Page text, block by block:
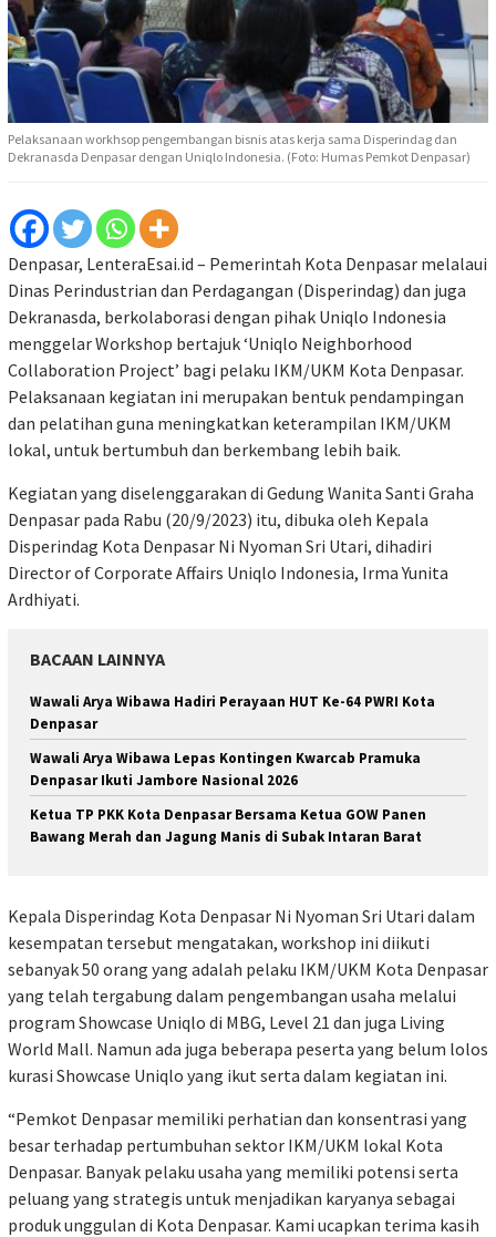
Pelaksanaan workhsop pengembangan bisnis atas kerja sama Disperindag dan
Dekranasda Denpasar dengan Uniqlo Indonesia. (Foto: Humas Pemkot Denpasar)
Denpasar, LenteraEsai.id – Pemerintah Kota Denpasar melalaui
Dinas Perindustrian dan Perdagangan (Disperindag) dan juga
Dekranasda, berkolaborasi dengan pihak Uniqlo Indonesia
menggelar Workshop bertajuk ‘Uniqlo Neighborhood
Collaboration Project’ bagi pelaku IKM/UKM Kota Denpasar.
Pelaksanaan kegiatan ini merupakan bentuk pendampingan
dan pelatihan guna meningkatkan keterampilan IKM/UKM
lokal, untuk bertumbuh dan berkembang lebih baik.
Kegiatan yang diselenggarakan di Gedung Wanita Santi Graha
Denpasar pada Rabu (20/9/2023) itu, dibuka oleh Kepala
Disperindag Kota Denpasar Ni Nyoman Sri Utari, dihadiri
Director of Corporate Affairs Uniqlo Indonesia, Irma Yunita
Ardhiyati.
BACAAN LAINNYA
Wawali Arya Wibawa Hadiri Perayaan HUT Ke-64 PWRI Kota
Denpasar
Wawali Arya Wibawa Lepas Kontingen Kwarcab Pramuka
Denpasar Ikuti Jambore Nasional 2026
Ketua TP PKK Kota Denpasar Bersama Ketua GOW Panen
Bawang Merah dan Jagung Manis di Subak Intaran Barat
Kepala Disperindag Kota Denpasar Ni Nyoman Sri Utari dalam
kesempatan tersebut mengatakan, workshop ini diikuti
sebanyak 50 orang yang adalah pelaku IKM/UKM Kota Denpasar
yang telah tergabung dalam pengembangan usaha melalui
program Showcase Uniqlo di MBG, Level 21 dan juga Living
World Mall. Namun ada juga beberapa peserta yang belum lolos
kurasi Showcase Uniqlo yang ikut serta dalam kegiatan ini.
“Pemkot Denpasar memiliki perhatian dan konsentrasi yang
besar terhadap pertumbuhan sektor IKM/UKM lokal Kota
Denpasar. Banyak pelaku usaha yang memiliki potensi serta
peluang yang strategis untuk menjadikan karyanya sebagai
produk unggulan di Kota Denpasar. Kami ucapkan terima kasih